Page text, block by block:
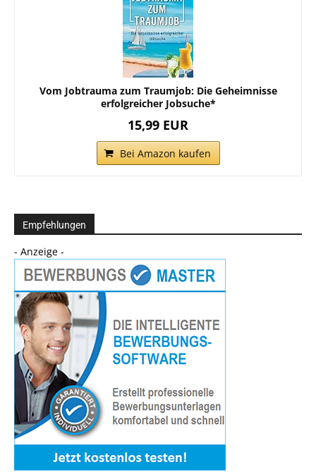
Vom Jobtrauma zum Traumjob: Die Geheimnisse
erfolgreicher Jobsuche*
15,99 EUR
Bei Amazon kaufen
Empfehlungen
- Anzeige -